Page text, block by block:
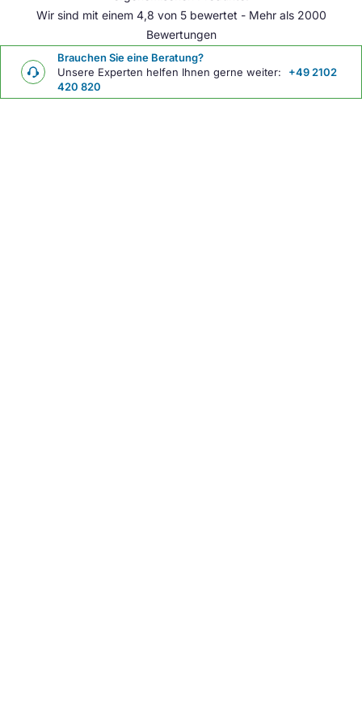
Brauchen Sie eine Beratung?
Unsere Experten helfen Ihnen gerne weiter:
+49 2102
420 820
Wir sind mit einem 4,8 von 5 bewertet - Mehr als 2000
Bewertungen